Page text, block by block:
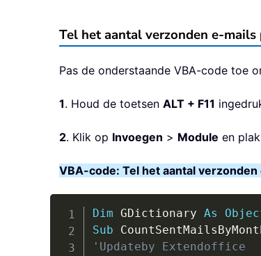
Tel het aantal verzonden e-
Pas de onderstaande VBA-code toe
1. Houd de toetsen ALT + F11
2. Klik op Invoegen > Module en
VBA-code: Tel het aantal
Dim GDictionary As
Sub
'Updateby Extendoffice